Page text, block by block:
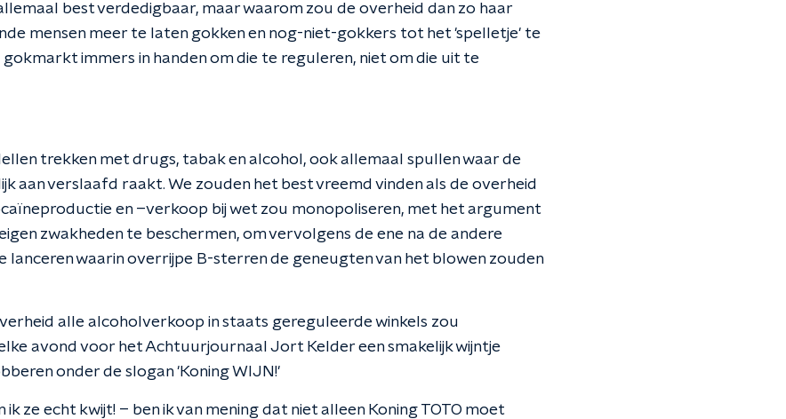
best verdedigbaar, maar waarom zou de overheid dan zo haar
mensen meer te laten gokken en nog-niet-gokkers tot het 'spelletje' te
immers in handen om die te reguleren, niet om die uit te
trekken met drugs, tabak en alcohol, ook allemaal spullen waar de
aan verslaafd raakt. We zouden het best vreemd vinden als de overheid
en –verkoop bij wet zou monopoliseren, met het argument
zwakheden te beschermen, om vervolgens de ene na de andere
lanceren waarin overrijpe B-sterren de geneugten van het blowen zouden
alle alcoholverkoop in staats gereguleerde winkels zou
avond voor het Achtuurjournaal Jort Kelder een smakelijk wijntje
onder de slogan 'Koning WIJN!'
ik ze echt kwijt! – ben ik van mening dat niet alleen Koning TOTO moet